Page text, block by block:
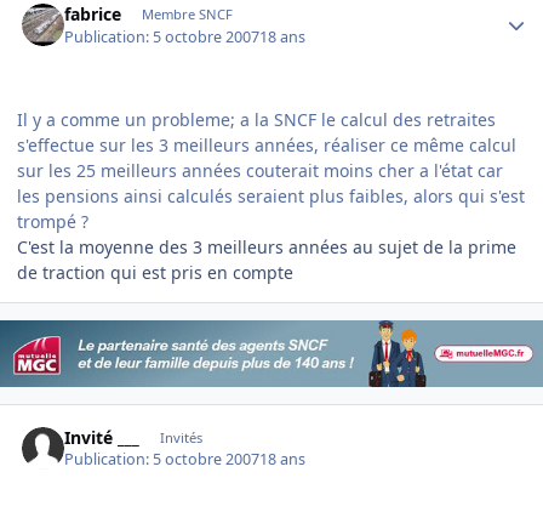
fabrice Membre SNCF
Publication: 5 octobre 200718 ans
Il y a comme un probleme; a la SNCF le calcul des retraites
s'effectue sur les 3 meilleurs années, réaliser ce même calcul
sur les 25 meilleurs années couterait moins cher a l'état car
les pensions ainsi calculés seraient plus faibles, alors qui s'est
trompé ?
C'est la moyenne des 3 meilleurs années au sujet de la prime
de traction qui est pris en compte
Invité ___ Invités
Publication: 5 octobre 200718 ans